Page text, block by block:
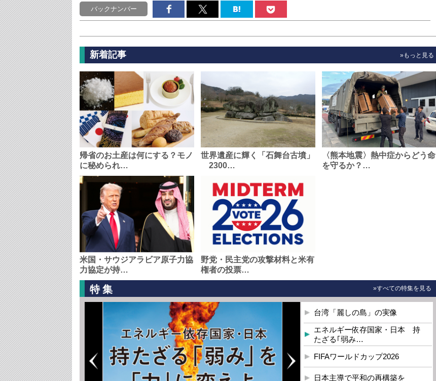
バックナンバー
新着記事 »もっと見る
帰省のお土産は何にする？モノ
に秘められ…
世界遺産に輝く「石舞台古墳」
2300…
〈熊本地震〉熱中症からどう命
を守るか？…
米国・サウジアラビア原子力協
力協定が持…
野党・民主党の攻撃材料と米有
権者の投票…
特集 »すべての特集を見る
台湾「麗しの島」の実像
エネルギー依存国家・日本 持
たざる｢弱み…
FIFAワールドカップ2026
日本主導で平和の再構築を